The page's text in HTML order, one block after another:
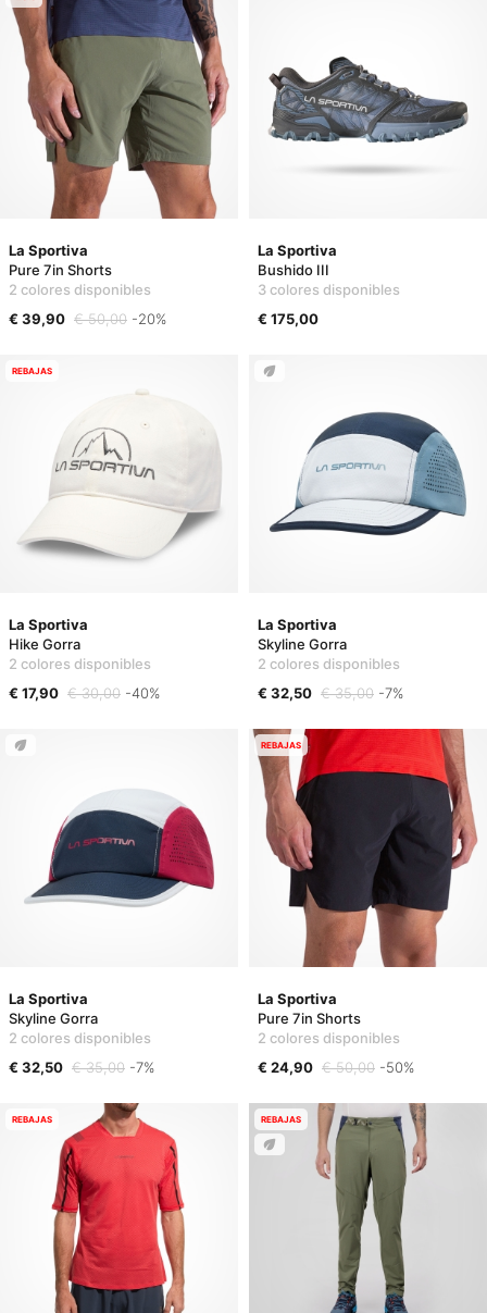
La Sportiva
Pure 7in Shorts
2 colores disponibles
€ 39,90 € 50,00 -20%
La Sportiva
Bushido III
3 colores disponibles
€ 175,00
La Sportiva
Hike Gorra
2 colores disponibles
€ 17,90 € 30,00 -40%
REBAJAS
La Sportiva
Skyline Gorra
2 colores disponibles
€ 32,50 € 35,00 -7%
La Sportiva
Skyline Gorra
2 colores disponibles
€ 32,50 € 35,00 -7%
La Sportiva
Pure 7in Shorts
2 colores disponibles
€ 24,90 € 50,00 -50%
REBAJAS
REBAJAS REBAJAS